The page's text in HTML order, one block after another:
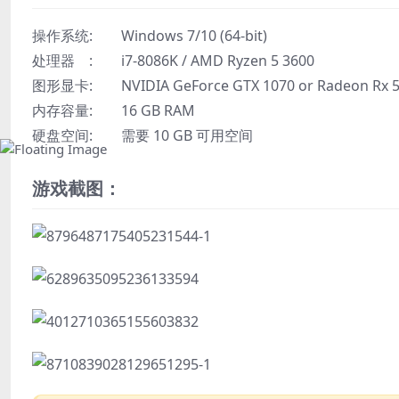
操作系统: Windows 7/10 (64-bit)
处理器 : i7-8086K / AMD Ryzen 5 3600
图形显卡: NVIDIA GeForce GTX 1070 or Radeon Rx
内存容量: 16 GB RAM
硬盘空间: 需要 10 GB 可用空间
游戏截图：